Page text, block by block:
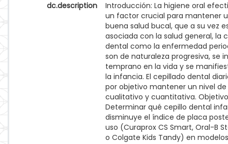
dc.description
Introducción: La higiene oral
un factor crucial para mantener
buena salud bucal, que a su vez
asociada con la salud general, la
dental como la enfermedad
son de naturaleza progresiva, se
temprano en la vida y se
la infancia. El cepillado dental
por objetivo mantener un nivel
cualitativo y cuantitativa.
Determinar qué cepillo dental
disminuye el índice de placa
uso (Curaprox CS Smart, Oral-B
o Colgate Kids Tandy) en